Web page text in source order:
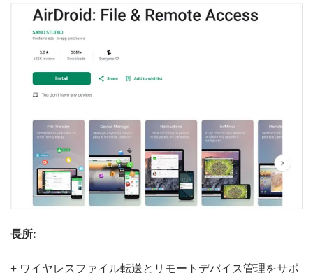
長所:
+ ワイヤレスファイル転送とリモートデバイス管理をサポ